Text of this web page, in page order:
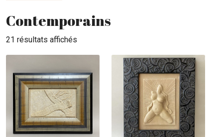
Contemporains
21 résultats affichés